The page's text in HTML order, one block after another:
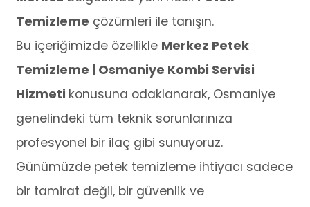
Temizleme çözümleri ile tanışın.
Bu içeriğimizde özellikle Merkez Petek
Temizleme | Osmaniye Kombi Servisi
Hizmeti konusuna odaklanarak, Osmaniye
genelindeki tüm teknik sorunlarınıza
profesyonel bir ilaç gibi sunuyoruz.
Günümüzde petek temizleme ihtiyacı sadece
bir tamirat değil, bir güvenlik ve